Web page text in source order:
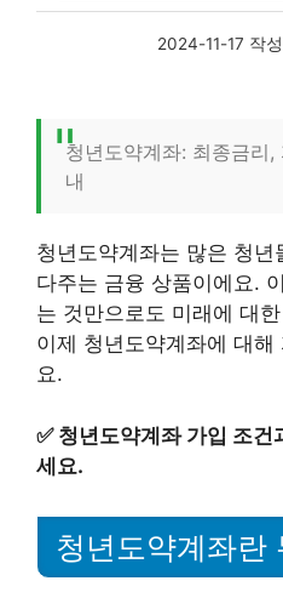
2024-11-17 작
청년도약계좌: 최종금리
내
청년도약계좌는 많은 청년
다주는 금융 상품이에요.
는 것만으로도 미래에 대
이제 청년도약계좌에 대해
요.
✅ 청년도약계좌 가입 조건
세요.
청년도약계좌란